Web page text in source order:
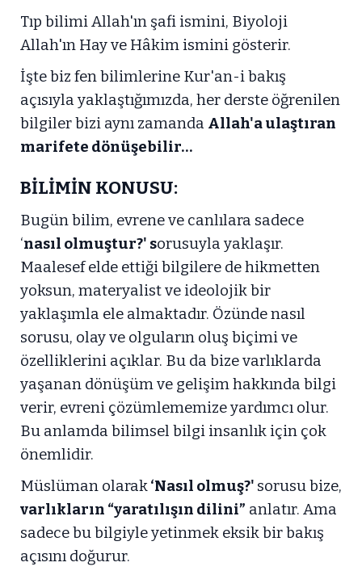
Tıp bilimi Allah'ın şafi ismini, Biyoloji
Allah'ın Hay ve Hâkim ismini gösterir.
İşte biz fen bilimlerine Kur'an-i bakış
açısıyla yaklaştığımızda, her derste öğrenilen
bilgiler bizi aynı zamanda Allah'a ulaştıran
marifete dönüşebilir…
BİLİMİN KONUSU:
Bugün bilim, evrene ve canlılara sadece
‘nasıl olmuştur?' sorusuyla yaklaşır.
Maalesef elde ettiği bilgilere de hikmetten
yoksun, materyalist ve ideolojik bir
yaklaşımla ele almaktadır. Özünde nasıl
sorusu, olay ve olguların oluş biçimi ve
özelliklerini açıklar. Bu da bize varlıklarda
yaşanan dönüşüm ve gelişim hakkında bilgi
verir, evreni çözümlememize yardımcı olur.
Bu anlamda bilimsel bilgi insanlık için çok
önemlidir.
Müslüman olarak‘Nasıl olmuş?' sorusu bize,
varlıkların “yaratılışın dilini” anlatır. Ama
sadece bu bilgiyle yetinmek eksik bir bakış
açısını doğurur.